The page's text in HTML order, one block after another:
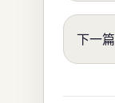
下一篇